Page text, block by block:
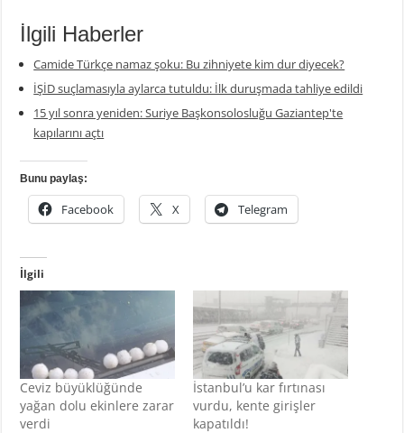
İlgili Haberler
Camide Türkçe namaz şoku: Bu zihniyete kim dur diyecek?
İŞİD suçlamasıyla aylarca tutuldu: İlk duruşmada tahliye edildi
15 yıl sonra yeniden: Suriye Başkonsolosluğu Gaziantep'te
kapılarını açtı
Bunu paylaş:
Facebook X Telegram
İlgili
Ceviz büyüklüğünde
yağan dolu ekinlere zarar
verdi
İstanbul’u kar fırtınası
vurdu, kente girişler
kapatıldı!